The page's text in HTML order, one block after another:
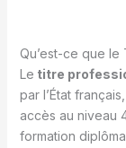
Qu’est-ce que le
Le titre
par l’État
accès au niveau
formation